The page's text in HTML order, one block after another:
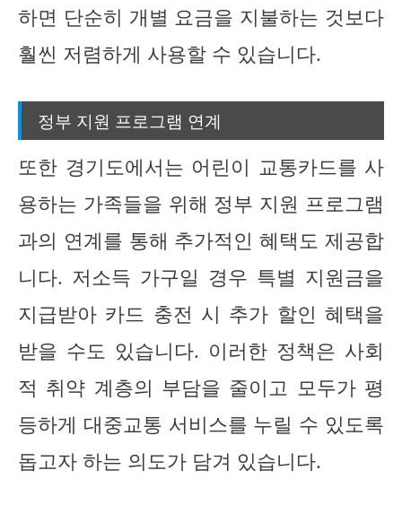
하면 단순히 개별 요금을 지불하는 것보다
훨씬 저렴하게 사용할 수 있습니다.
정부 지원 프로그램 연계
또한 경기도에서는 어린이 교통카드를 사
용하는 가족들을 위해 정부 지원 프로그램
과의 연계를 통해 추가적인 혜택도 제공합
니다. 저소득 가구일 경우 특별 지원금을
지급받아 카드 충전 시 추가 할인 혜택을
받을 수도 있습니다. 이러한 정책은 사회
적 취약 계층의 부담을 줄이고 모두가 평
등하게 대중교통 서비스를 누릴 수 있도록
돕고자 하는 의도가 담겨 있습니다.